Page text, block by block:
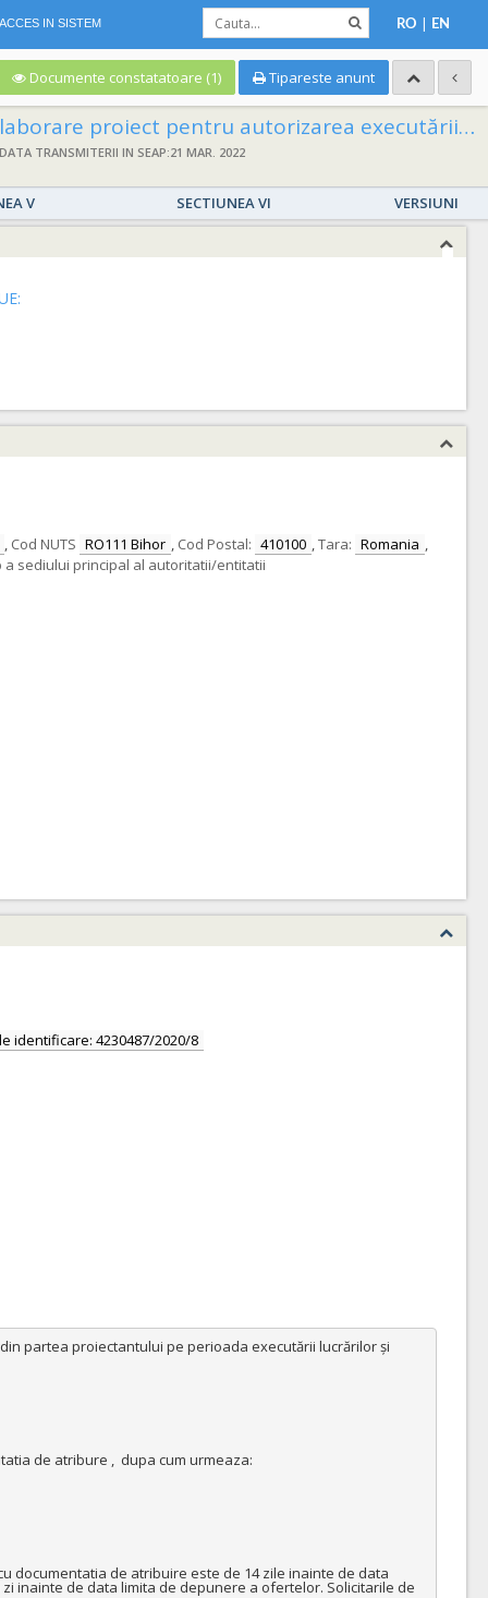
ACCES IN SISTEM RO | EN
Documente constatatoare (1) Tipareste anunt
autorizarea executării lucrărilor (PAC/DTAC), proiect tehnic pentru execuţia lucrărilor (PT), asistență tehnică din partea proiectantului pe perioada executării lucrărilor și execuție lucrări pentru obiectivul de investiții: Lot 1 – Modernizare str Nicolae Firu Lot 2 – Modernizare str Radu Enescu Lot 3 – Modernizare Str Eremia Grigorescu Lot 4 – Modernizare Str Trotusului – tronson cuprinsintre str Henrik Ibsen – Strada Veteranilor Lot 5 – Pod peste paraul Peta inclusiv legatura intre strada Radu Enescusi str Trotusului cod unic de identificare: 4230487/2020/8
DATA TRANSMITERII IN SEAP:21 MAR. 2022
V SECTIUNEA VI
VERSIUNI
, Cod NUTS RO111 Bihor , Cod Postal: 410100 ,Tara: Romania ,
a sediului principal al autoritatii/entitatii
identificare: 4230487/2020/8
partea proiectantului pe perioada executării lucrărilor și
de atribure ,  dupa cum urmeaza:
documentatia de atribuire este de 14 zile inainte de data
inainte de data limita de depunere a ofertelor. Solicitarile de